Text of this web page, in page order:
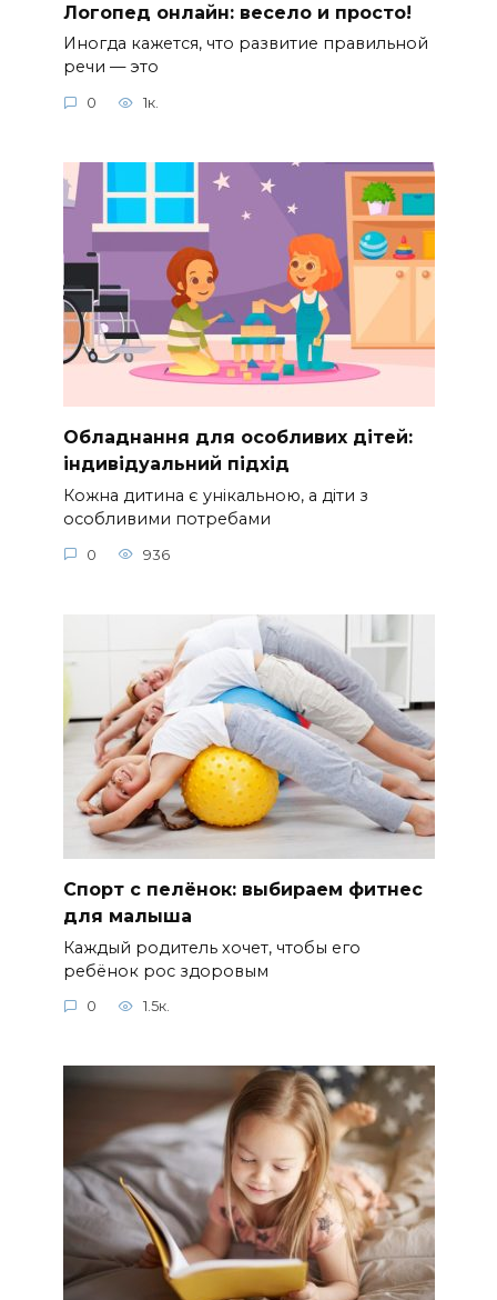
Логопед онлайн: весело и просто!
Иногда кажется, что развитие правильной
речи — это
0 1к.
Обладнання для особливих дітей:
індивідуальний підхід
Кожна дитина є унікальною, а діти з
особливими потребами
0 936
Спорт с пелёнок: выбираем фитнес
для малыша
Каждый родитель хочет, чтобы его
ребёнок рос здоровым
0 1.5к.